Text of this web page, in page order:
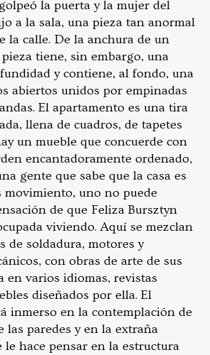
la puerta y la mujer del
a la sala, una pieza tan anormal
la calle. De la anchura de un
tiene, sin embargo, una
y contiene, al fondo, una
abiertos unidos por empinadas
El apartamento es una tira
llena de cuadros, de tapetes
un mueble que concuerde con
encantadoramente ordenado,
gente que sabe que la casa es
movimiento, uno no puede
de que Feliza Bursztyn
viviendo. Aquí se mezclan
de soldadura, motores y
con obras de arte de sus
en varios idiomas, revistas
diseñados por ella. El
inmerso en la contemplación de
las paredes y en la extraña
le hace pensar en la estructura